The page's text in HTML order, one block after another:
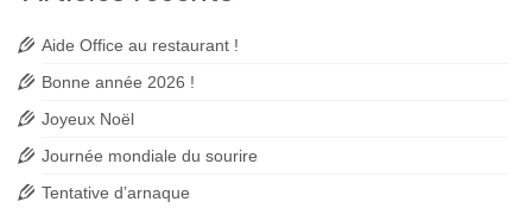
Aide Office au restaurant !
Bonne année 2026 !
Joyeux Noël
Journée mondiale du sourire
Tentative d’arnaque